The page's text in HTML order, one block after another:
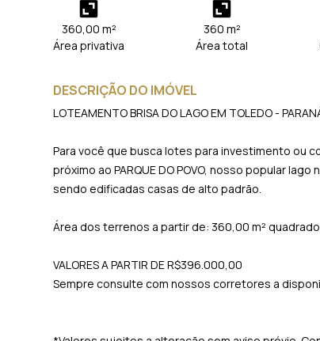
360,00 m²
Área privativa
360 m²
Área total
DESCRIÇÃO DO IMÓVEL
LOTEAMENTO BRISA DO LAGO EM TOLEDO -
Para você que busca lotes para investimento ou
próximo ao PARQUE DO POVO, nosso popular
sendo edificadas casas de alto padrão.
Área dos terrenos a partir de: 360,00 m²
VALORES A PARTIR DE R$396.000,00
Sempre consulte com nossos corretores a